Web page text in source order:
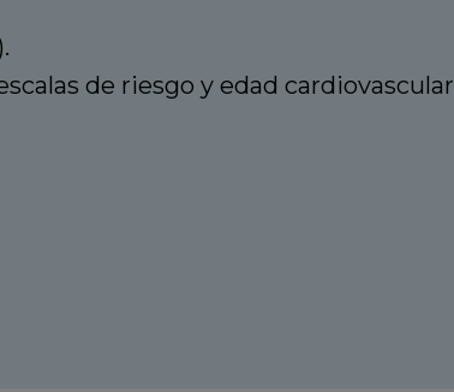
de riesgo y edad cardiovascular